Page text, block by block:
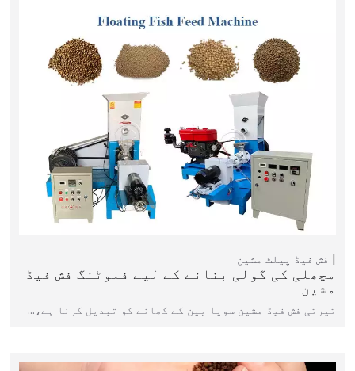
فش فیڈ پیلٹ مشین
مچھلی کی گولی بنانے کے لیے فلوٹنگ فش فیڈ
مشین
تیرتی فش فیڈ مشین سویا بین کے کھانے کو تبدیل کرنا ہے،…